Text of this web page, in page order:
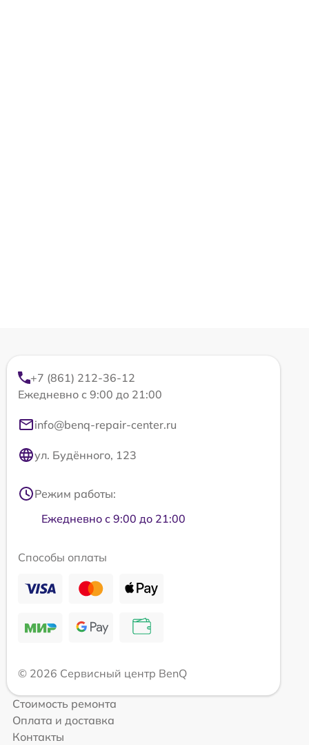
+7 (861) 212-36-12
Ежедневно с 9:00 до 21:00
info@benq-repair-center.ru
ул. Будённого, 123
Режим работы:
Ежедневно с 9:00 до 21:00
Способы оплаты
© 2026 Сервисный центр BenQ
Стоимость ремонта
Оплата и доставка
Контакты